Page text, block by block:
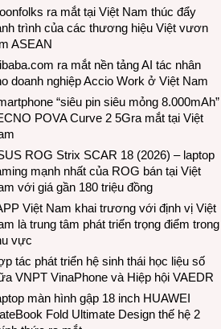
ra mắt tại Việt Nam thúc đẩy
trình của các thương hiệu Việt vươn
ASEAN
ra mắt nền tảng AI tác nhân
doanh nghiệp Accio Work ở Việt Nam
“siêu pin siêu mỏng 8.000mAh”
POVA Curve 2 5Gra mắt tại Việt
ROG Strix SCAR 18 (2026) – laptop
mạnh nhất của ROG bán tại Việt
với giá gần 180 triệu đồng
Việt Nam khai trương với định vị Việt
là trung tâm phát triển trọng điểm trong
vực
tác phát triển hệ sinh thái học liệu số
VNPT VinaPhone và Hiệp hội VAEDR
màn hình gập 18 inch HUAWEI
Fold Ultimate Design thế hệ 2